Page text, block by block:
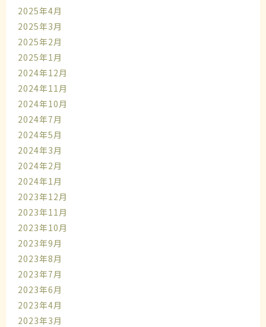
2025年4月
2025年3月
2025年2月
2025年1月
2024年12月
2024年11月
2024年10月
2024年7月
2024年5月
2024年3月
2024年2月
2024年1月
2023年12月
2023年11月
2023年10月
2023年9月
2023年8月
2023年7月
2023年6月
2023年4月
2023年3月